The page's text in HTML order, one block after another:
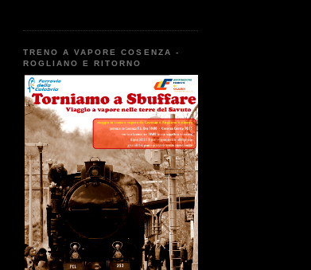
TRENO A VAPORE COSENZA -
ROGLIANO E RITORNO